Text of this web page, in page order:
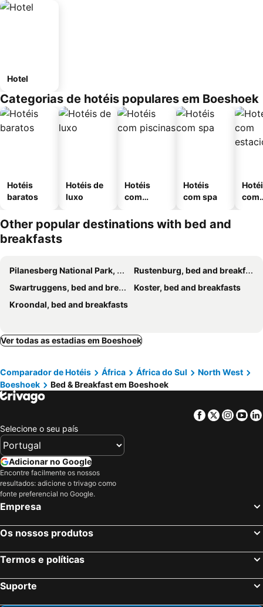
Hotel
Categorias de hotéis populares em Boeshoek
Hotéis
baratos
Hotéis de
luxo
Hotéis
com
Hotéis
com spa
com
Other popular destinations with bed and
breakfasts
Pilanesberg National Park, bed and breakfasts
Rustenburg, bed and breakfasts
Swartruggens, bed and breakfasts
Koster, bed and breakfasts
Kroondal, bed and breakfasts
Ver todas as estadias em Boeshoek
Comparador de Hotéis África África do Sul
North West
Boeshoek
Bed & Breakfast em Boeshoek
Facebook
Twitter
Selecione o seu país
Adicionar no Google
Encontre facilmente os nossos
resultados: adicione o trivago como
fonte preferencial no Google.
Empresa
Os nossos produtos
Termos e políticas
Suporte